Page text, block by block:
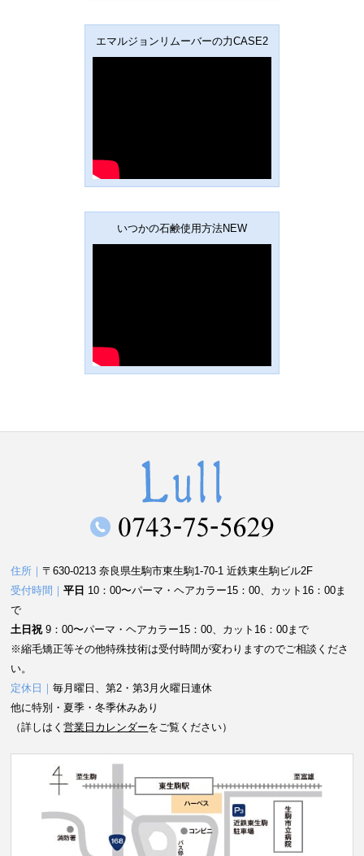
エマルジョンリムーバーの力CASE2
いつかの石鹸使用方法NEW
住所｜〒630-0213 奈良県生駒市東生駒1-70-1 近鉄東生駒ビル2F
受付時間｜平日 10：00〜パーマ・ヘアカラー15：00、カット16：00ま
で
土日祝9：00〜パーマ・ヘアカラー15：00、カット16：00まで
※縮毛矯正等その他特殊技術は受付時間が変わりますのでご相談くださ
い。
定休日｜毎月曜日、第2・第3月火曜日連休
他に特別・夏季・冬季休みあり
（詳しはく営業日カレンダーをご覧ください）